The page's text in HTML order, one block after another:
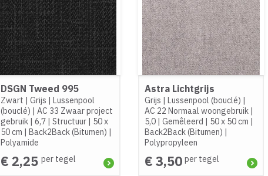
DSGN Tweed 995
Zwart |Grijs
Lussenpool
(bouclé) |AC 33 Zwaar project
gebruik |6,7 |Structuur
50 x
50 cm
Back2Back (Bitumen)
Polyamide
€ 2,25 per tegel
Astra Lichtgrijs
Grijs Lussenpool (bouclé)
AC 22 Normaal woongebruik|
5,0| Gemêleerd 50 x 50 cm
Back2Back (Bitumen)
Polypropyleen
€ 3,50 per tegel